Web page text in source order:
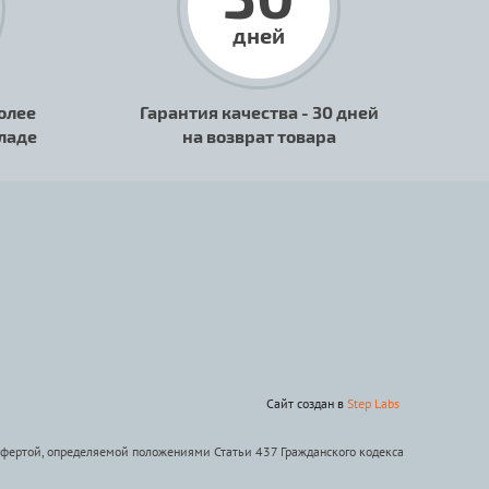
дней
Гарантия качества - 30 дней
на возврат товара
Сайт создан в Step Labs
определяемой положениями Статьи 437 Гражданского кодекса